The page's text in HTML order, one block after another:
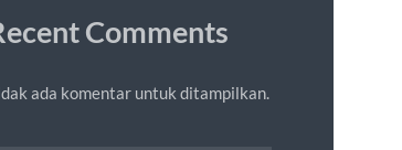
Comments
ada komentar untuk ditampilkan.